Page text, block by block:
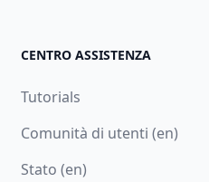
CENTRO ASSISTENZA
Tutorials
Comunità di utenti (en)
Stato (en)